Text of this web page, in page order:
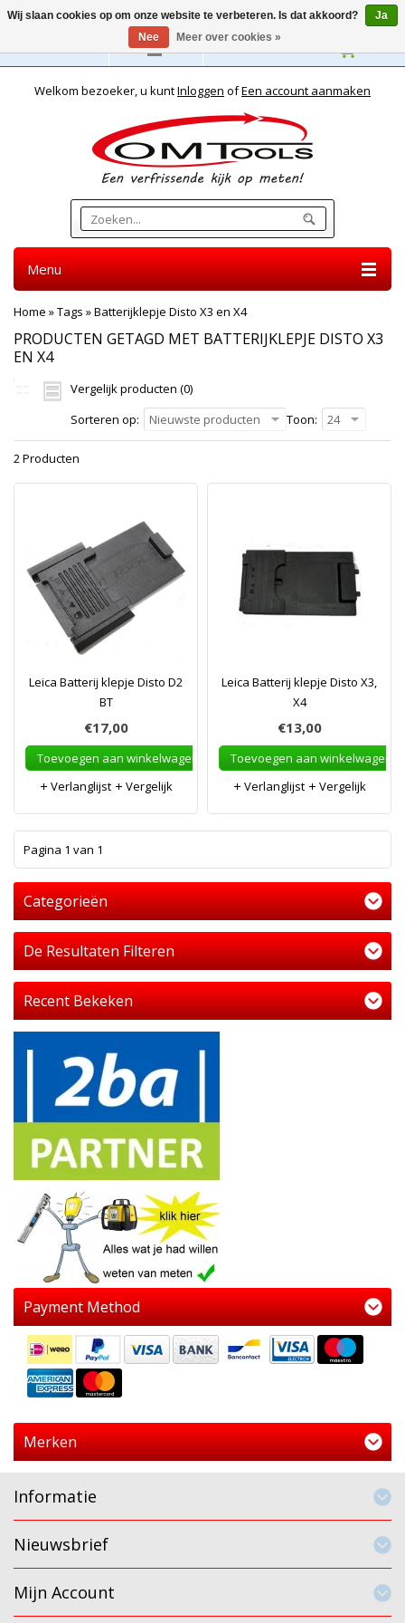
Nederlands
Welkom bezoeker, u kuntInloggen ofEen account aanmaken
Menu
Home »Tags »Batterijklepje Disto X3 en X4
PRODUCTEN GETAGD MET BATTERIJKLEPJE DISTO X3
EN X4
Vergelijk producten (0)
Sorteren op:
Nieuwste producten Toon: 24
2 Producten
Leica Batterij klepje Disto D2
BT
€17,00
Toevoegen aan winkelwagen
Verlanglijst
Vergelijk
Leica Batterij klepje Disto X3,
X4
€13,00
Toevoegen aan winkelwagen
Verlanglijst
Vergelijk
Pagina 1 van 1
Categorieën
De Resultaten Filteren
Recent Bekeken
Payment Method
Merken
Informatie
Nieuwsbrief
Mijn Account
Wij slaan cookies op om onze website te verbeteren. Is dat akkoord?
Ja
Nee
Meer over cookies »